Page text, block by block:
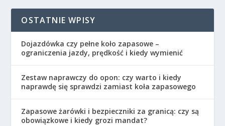
OSTATNIE WPISY
Dojazdówka czy pełne koło zapasowe –
ograniczenia jazdy, prędkość i kiedy wymienić
Zestaw naprawczy do opon: czy warto i kiedy
naprawdę się sprawdzi zamiast koła zapasowego
Zapasowe żarówki i bezpieczniki za granicą: czy są
obowiązkowe i kiedy grozi mandat?